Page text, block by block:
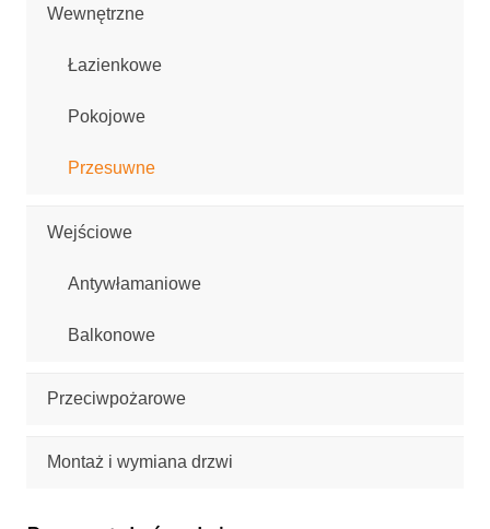
Wewnętrzne
Łazienkowe
Pokojowe
Przesuwne
Wejściowe
Antywłamaniowe
Balkonowe
Przeciwpożarowe
Montaż i wymiana drzwi